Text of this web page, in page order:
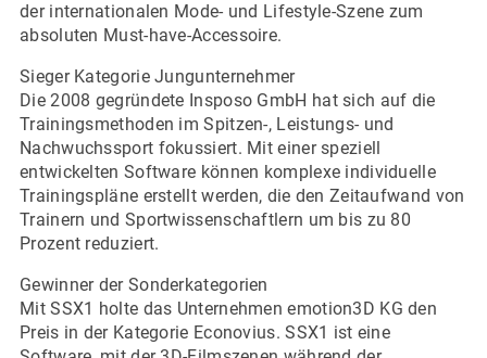
der internationalen Mode- und Lifestyle-Szene zum
absoluten Must-have-Accessoire.
Sieger Kategorie Jungunternehmer
Die 2008 gegründete Insposo GmbH hat sich auf die
Trainingsmethoden im Spitzen-, Leistungs- und
Nachwuchssport fokussiert. Mit einer speziell
entwickelten Software können komplexe individuelle
Trainingspläne erstellt werden, die den Zeitaufwand von
Trainern und Sportwissenschaftlern um bis zu 80
Prozent reduziert.
Gewinner der Sonderkategorien
Mit SSX1 holte das Unternehmen emotion3D KG den
Preis in der Kategorie Econovius. SSX1 ist eine